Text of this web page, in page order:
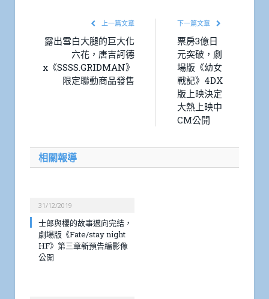
上一篇文章
露出雪白大腿的巨大化
六花，唐吉訶德
x《SSSS.GRIDMAN》
限定聯動商品發售
下一篇文章
票房3億日
元突破，劇
場版《幼女
戰記》4DX
版上映決定
大熱上映中
CM公開
相關報導
31/12/2019
士郎與櫻的故事邁向完結，
劇場版《Fate/stay night
HF》第三章新預告編影像
公開